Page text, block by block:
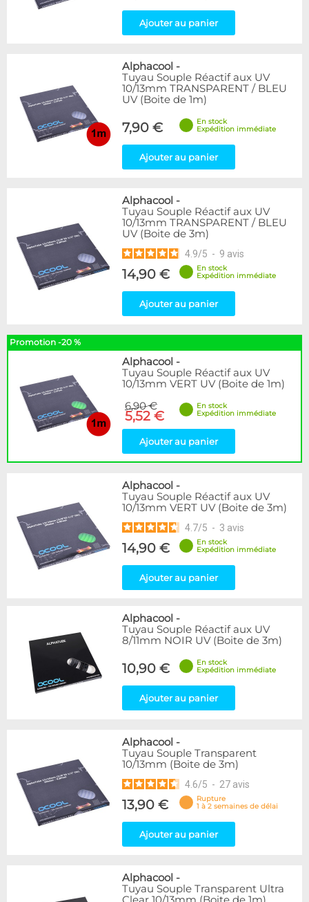
Ajouter au panier
Alphacool -
Tuyau Souple Réactif aux UV
10/13mm TRANSPARENT / BLEU
UV (Boite de 1m)
7,90 €
En stock
Expédition immédiate
Ajouter au panier
Alphacool -
Tuyau Souple Réactif aux UV
10/13mm TRANSPARENT / BLEU
UV (Boite de 3m)
4.9/5 - 9 avis
14,90 €
En stock
Expédition immédiate
Ajouter au panier
Promotion -20 %
Alphacool -
Tuyau Souple Réactif aux UV
10/13mm VERT UV (Boite de 1m)
6,90 €
5,52 €
En stock
Expédition immédiate
Ajouter au panier
Alphacool -
Tuyau Souple Réactif aux UV
10/13mm VERT UV (Boite de 3m)
4.7/5 - 3 avis
14,90 €
En stock
Expédition immédiate
Ajouter au panier
Alphacool -
Tuyau Souple Réactif aux UV
8/11mm NOIR UV (Boite de 3m)
10,90 €
En stock
Expédition immédiate
Ajouter au panier
Alphacool -
Tuyau Souple Transparent
10/13mm (Boite de 3m)
4.6/5 - 27 avis
13,90 €
Rupture
1 à 2 semaines de délai
Ajouter au panier
Alphacool -
Tuyau Souple Transparent Ultra